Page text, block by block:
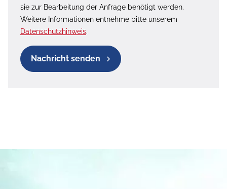
sie zur Bearbeitung der Anfrage benötigt werden.
Weitere Informationen entnehme bitte unserem
Datenschutzhinweis.
Nachricht senden